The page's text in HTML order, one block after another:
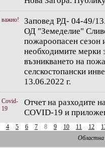
важно!
Заповед РД- 04-49/
ОД "Земеделие"
пожароопасен сезон
необходимите мерки
възникването на
селскостопански
13.06.2022 г.
Covid-
19
Отчет на разходите
COVID-19 и
4 5 6 7 8 9 10 11 12
Областна